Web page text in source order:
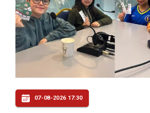
07-08-2026 17:30